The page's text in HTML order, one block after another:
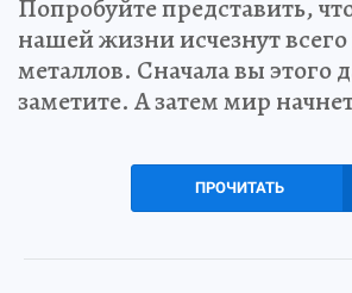
Попробуйте представить,
нашей жизни исчезнут
металлов. Сначала вы этого
заметите. А затем мир
ПРОЧИТАТЬ